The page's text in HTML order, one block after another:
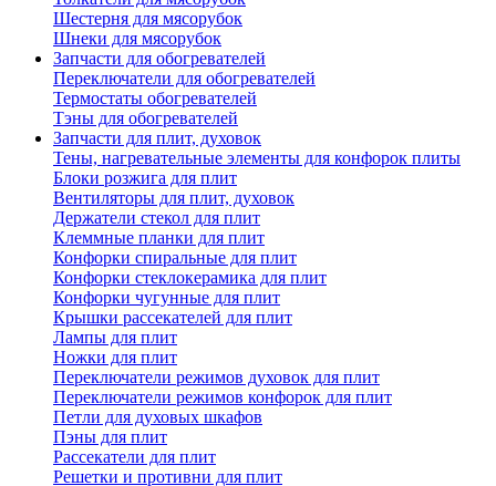
Шестерня для мясорубок
Шнеки для мясорубок
Запчасти для обогревателей
Переключатели для обогревателей
Термостаты обогревателей
Тэны для обогревателей
Запчасти для плит, духовок
Тены, нагревательные элементы для конфорок плиты
Блоки розжига для плит
Вентиляторы для плит, духовок
Держатели стекол для плит
Клеммные планки для плит
Конфорки спиральные для плит
Конфорки стеклокерамика для плит
Конфорки чугунные для плит
Крышки рассекателей для плит
Лампы для плит
Ножки для плит
Переключатели режимов духовок для плит
Переключатели режимов конфорок для плит
Петли для духовых шкафов
Пэны для плит
Рассекатели для плит
Решетки и противни для плит